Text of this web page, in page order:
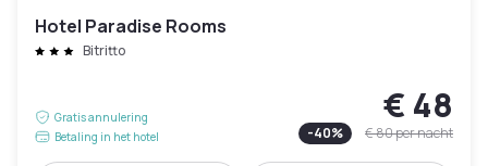
Hotel Paradise Rooms
Bitritto
Gratis annulering
Betaling in het hotel
€ 48
-40% € 80per nacht